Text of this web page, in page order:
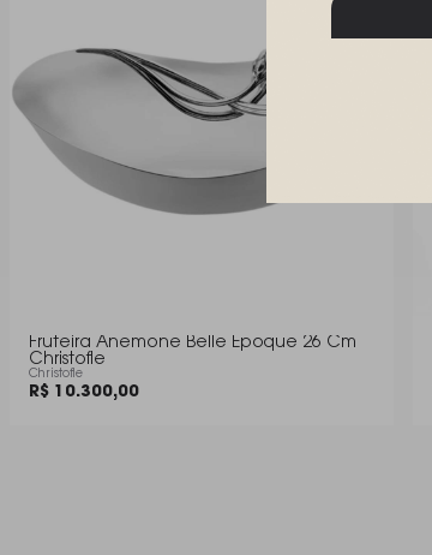
Fruteira Anemone Belle Epoque 26 Cm
Christofle
Christofle
R$ 10.300,00